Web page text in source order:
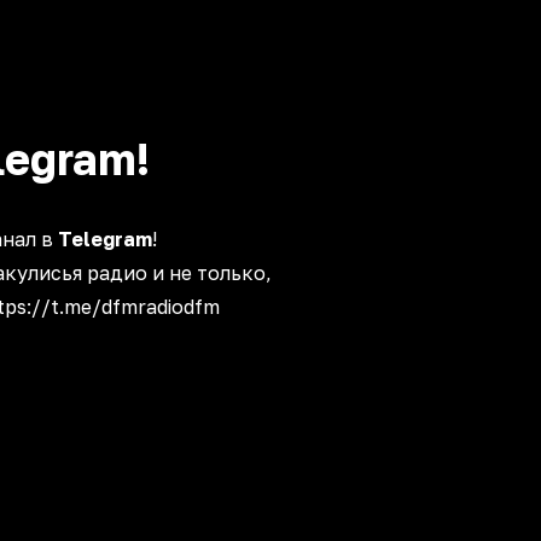
в Telegram!
радио и не только,
t.me/dfmradiodfm